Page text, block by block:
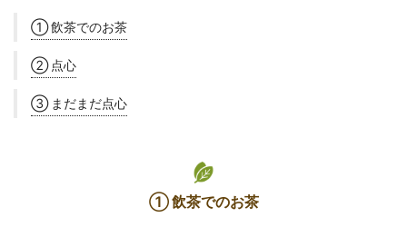
① 飲茶でのお茶
② 点心
③ まだまだ点心
① 飲茶でのお茶